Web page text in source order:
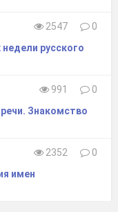
делом
2547
0
русского
991
0
Знакомство
2352
0
имен